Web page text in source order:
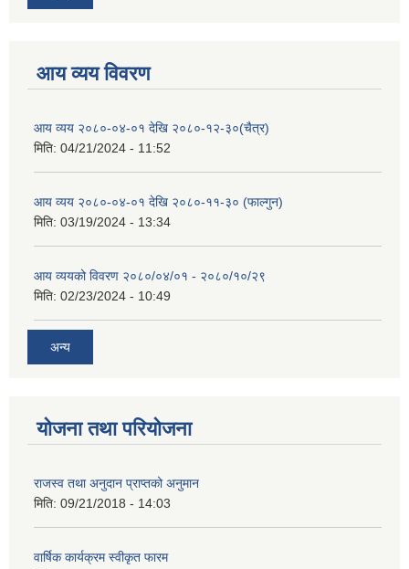
आय व्यय विवरण
आय व्यय २०८०-०४-०१ देखि २०८०-१२-३०(चैत्र)
मिति: 04/21/2024 - 11:52
आय व्यय २०८०-०४-०१ देखि २०८०-११-३० (फाल्गुन)
मिति: 03/19/2024 - 13:34
आय व्ययको विवरण २०८०/०४/०१ - २०८०/१०/२९
मिति: 02/23/2024 - 10:49
अन्य
योजना तथा परियोजना
राजस्व तथा अनुदान प्राप्तको अनुमान
मिति: 09/21/2018 - 14:03
वार्षिक कार्यक्रम स्वीकृत फारम